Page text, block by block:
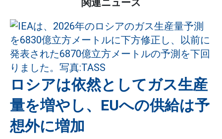
関連ニュース
ロシアは依然としてガス生産
量を増やし、EUへの供給は予
想外に増加